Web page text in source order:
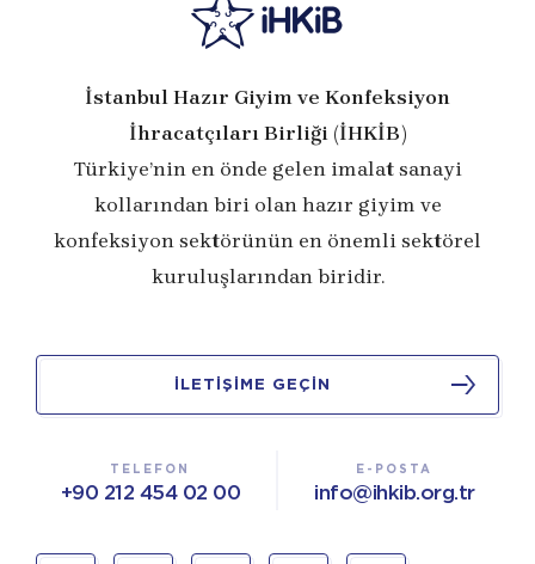
İstanbul Hazır Giyim ve Konfeksiyon
İhracatçıları Birliği (İHKİB)
Türkiye’nin en önde gelen imalat sanayi
kollarından biri olan hazır giyim ve
konfeksiyon sektörünün en önemli sektörel
kuruluşlarından biridir.
İLETİŞİME GEÇİN
TELEFON
+90 212 454 02 00
E-POSTA
info@ihkib.org.tr